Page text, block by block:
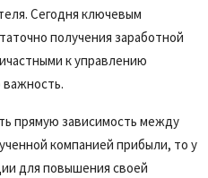
Сегодня ключевым
получения заработной
к управлению
прямую зависимость между
компанией прибыли, то у
для повышения своей